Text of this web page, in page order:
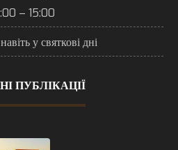
– 15:00
у святкові дні
ПУБЛІКАЦІЇ